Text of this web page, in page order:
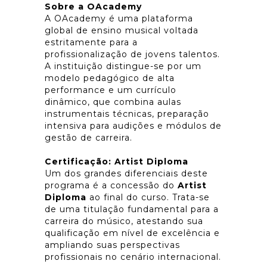
Sobre a OAcademy
A OAcademy é uma plataforma
global de ensino musical voltada
estritamente para a
profissionalização de jovens talentos.
A instituição distingue-se por um
modelo pedagógico de alta
performance e um currículo
dinâmico, que combina aulas
instrumentais técnicas, preparação
intensiva para audições e módulos de
gestão de carreira.
Certificação: Artist Diploma
Um dos grandes diferenciais deste
programa é a concessão do Artist
Diploma ao final do curso. Trata-se
de uma titulação fundamental para a
carreira do músico, atestando sua
qualificação em nível de excelência e
ampliando suas perspectivas
profissionais no cenário internacional.